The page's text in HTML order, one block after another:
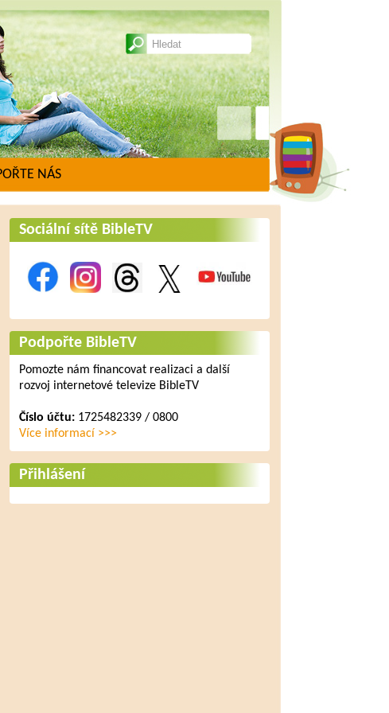
NÁS
Sociální sítě BibleTV
Podpořte BibleTV
Pomozte nám financovat realizaci a další
rozvoj internetové televize BibleTV
Číslo účtu:1725482339 / 0800
Více informací >>>
Přihlášení